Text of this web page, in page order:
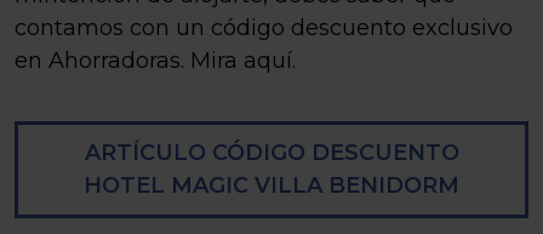
contamos con un código descuento exclusivo
en Ahorradoras. Mira aquí.
ARTÍCULO CÓDIGO DESCUENTO
HOTEL MAGIC VILLA BENIDORM